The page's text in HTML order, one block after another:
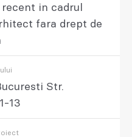
in cadrul
fara drept de
Str.
13